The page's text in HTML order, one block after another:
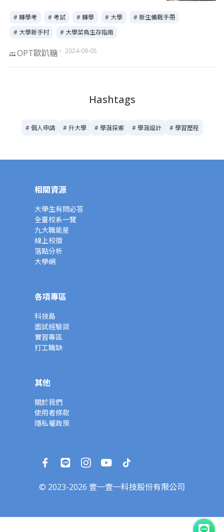
# 轉學考 # 考試 # 轉學 # 大學
# 新生備戰手冊
# 大學新手村
# 大學菜鳥生存指南
OPT歐趴糖 ・ 2024-09-05
Hashtags
# 個人申請 # 升大學 # 學涯探索 # 學涯設計 # 學習歷程
相關資源
大學生有問必答
全臺校系一覽
九大職能星
線上校徵
落點分析
大學網
各項專區
科技島
面試經驗談
實習專區
打工職缺
其他
關於我們
使用者條款
隱私權政策
© 2023-2026 壹一壹一科技股份有限公司